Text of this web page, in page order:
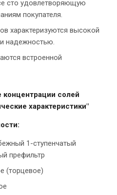
сто удовлетворяющую
покупателя.
характеризуются высокой
надежностью.
встроенной
солей
характеристики"
1-ступенчатый
префильтр
(торцевое)